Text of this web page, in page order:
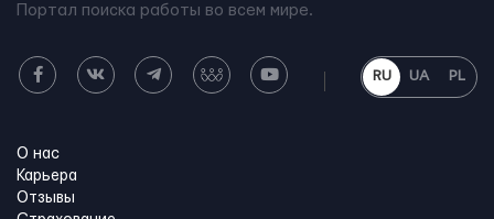
Портал поиска работы во всем мире.
RU UA PL
О нас
Карьера
Отзывы